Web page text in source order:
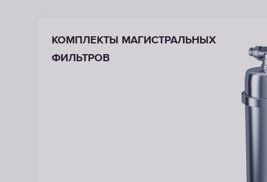
КОМПЛЕКТЫ МАГИСТРАЛЬНЫХ
ФИЛЬТРОВ